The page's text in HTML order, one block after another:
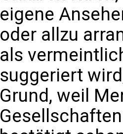
eigene
oder allzu
als
suggeriert
Grund, weil